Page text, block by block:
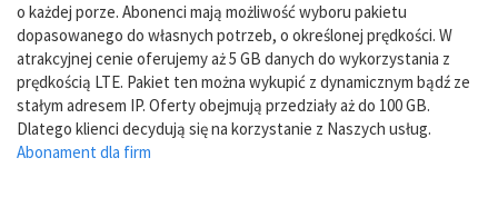
o każdej porze. Abonenci mają możliwość wyboru pakietu
dopasowanego do własnych potrzeb, o określonej prędkości. W
atrakcyjnej cenie oferujemy aż 5 GB danych do wykorzystania z
prędkością LTE. Pakiet ten można wykupić z dynamicznym bądź ze
stałym adresem IP. Oferty obejmują przedziały aż do 100 GB.
Dlatego klienci decydują się na korzystanie z Naszych usług.
Abonament dla firm